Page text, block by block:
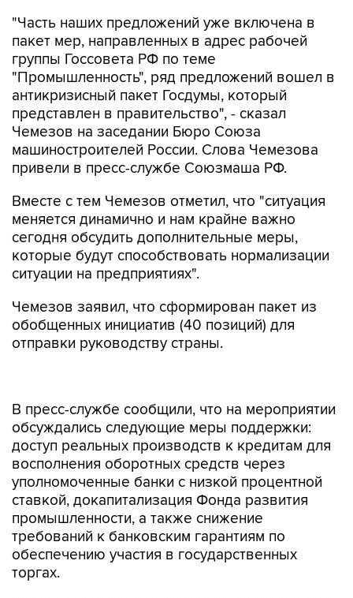
"Часть наших предложений уже включена в
пакет мер, направленных в адрес рабочей
группы Госсовета РФ по теме
"Промышленность", ряд предложений вошел в
антикризисный пакет Госдумы, который
представлен в правительство", - сказал
Чемезов на заседании Бюро Союза
машиностроителей России. Слова Чемезова
привели в пресс-службе Союзмаша РФ.
Вместе с тем Чемезов отметил, что "ситуация
меняется динамично и нам крайне важно
сегодня обсудить дополнительные меры,
которые будут способствовать нормализации
ситуации на предприятиях".
Чемезов заявил, что сформирован пакет из
обобщенных инициатив (40 позиций) для
отправки руководству страны.
доступ реальных производств к кредитам для
восполнения оборотных средств через
уполномоченные банки с низкой процентной
ставкой, докапитализация Фонда развития
промышленности, а также снижение
требований к банковским гарантиям по
обеспечению участия в государственных
торгах.
"Вице-президент СоюзМаш России, президент